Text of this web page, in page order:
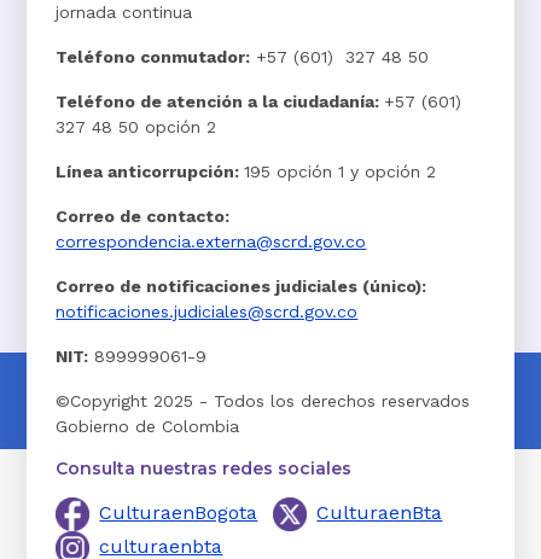
jornada continua
Teléfono conmutador: +57 (601) 327 48 50
Teléfono de atención a la ciudadanía: +57 (601)
327 48 50 opción 2
Línea anticorrupción:195 opción 1 y opción 2
Correo de contacto:
correspondencia.externa@scrd.gov.co
Correo de notificaciones judiciales (único):
notificaciones.judiciales@scrd.gov.co
NIT: 899999061-9
©Copyright 2025 - Todos los derechos reservados
Gobierno de Colombia
Consulta nuestras redes sociales
CulturaenBogota
CulturaenBta
culturaenbta